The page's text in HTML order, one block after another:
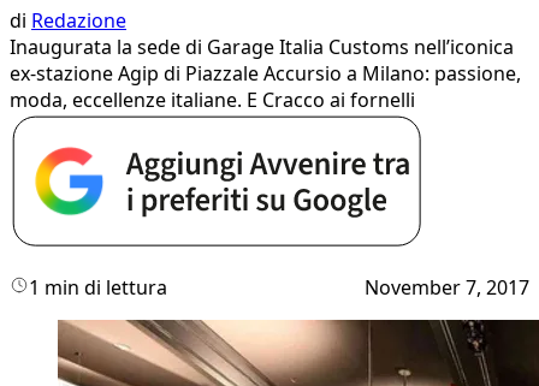
di Redazione
Inaugurata la sede di Garage Italia Customs nell’iconica
ex-stazione Agip di Piazzale Accursio a Milano: passione,
moda, eccellenze italiane. E Cracco ai fornelli
1 min di lettura November 7, 2017